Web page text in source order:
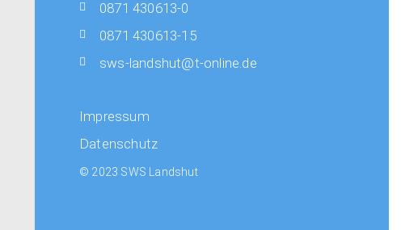
0871 430613-0
0871 430613-15
sws-landshut@t-online.de
Impressum
Datenschutz
© 2023 SWS Landshut